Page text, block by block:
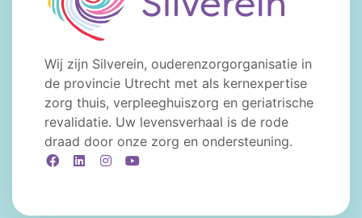
Wij zijn Silverein, ouderenzorgorganisatie in
de provincie Utrecht met als kernexpertise
zorg thuis, verpleeghuiszorg en geriatrische
revalidatie. Uw levensverhaal is de rode
draad door onze zorg en ondersteuning.
FacebookLinkedInInstagram